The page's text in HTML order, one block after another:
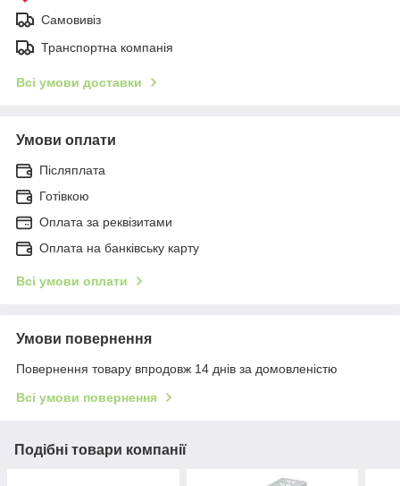
Самовивіз
Транспортна компанія
Всі умови доставки
Умови оплати
Післяплата
Готівкою
Оплата за реквізитами
Оплата на банківську карту
Всі умови оплати
Умови повернення
Повернення товару впродовж 14 днів за домовленістю
Всі умови повернення
Подібні товари компанії